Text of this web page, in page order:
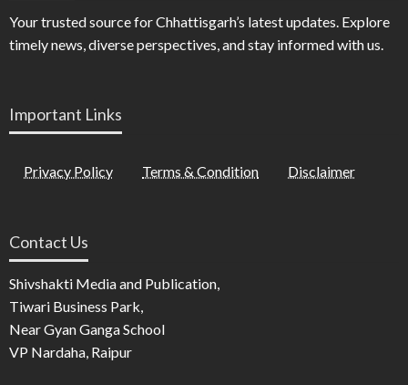
Your trusted source for Chhattisgarh’s latest updates. Explore
timely news, diverse perspectives, and stay informed with us.
Important Links
Privacy Policy Terms & Condition Disclaimer
Contact Us
Shivshakti Media and Publication,
Tiwari Business Park,
Near Gyan Ganga School
VP Nardaha, Raipur